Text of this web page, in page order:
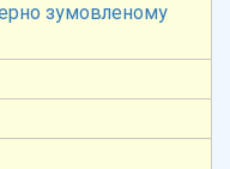
зумовленому